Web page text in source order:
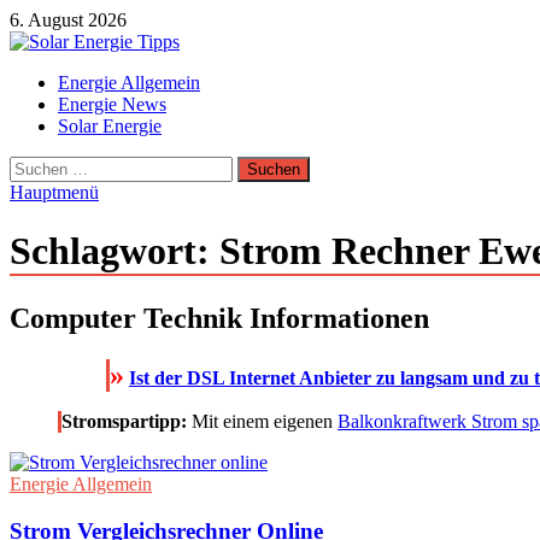
Zum
Inhalt
6. August 2026
Solar Energie Tipps
Solar Energie und Photovoltaik Informationen und Tipps
Energie Allgemein
Energie News
Solar Energie
Suchen
nach:
Hauptmenü
Schlagwort: Strom Rechner
Computer Technik Informationen
» Ist der DSL Internet Anbieter zu langsam und zu
Stromspartipp: Mit einem eigenen Balkonkraftwerk Strom
Energie Allgemein
Strom Vergleichsrechner Online